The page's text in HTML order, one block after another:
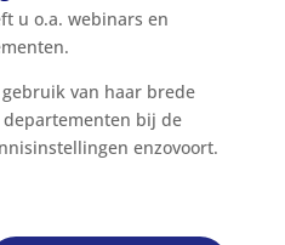
u o.a. webinars en
van haar brede
bij de
enzovoort.